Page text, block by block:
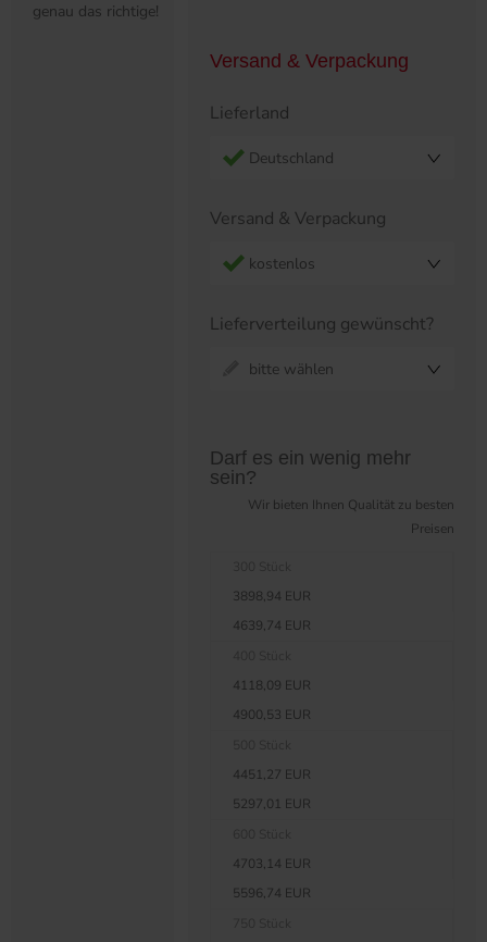
genau das richtige!
Versand & Verpackung
Lieferland
Deutschland
Versand & Verpackung
kostenlos
Lieferverteilung gewünscht?
bitte wählen
Darf es ein wenig mehr
sein?
Wir bieten Ihnen Qualität zu besten
Preisen
3898,94 EUR
4639,74 EUR
4118,09 EUR
4900,53 EUR
4451,27 EUR
5297,01 EUR
4703,14 EUR
5596,74 EUR